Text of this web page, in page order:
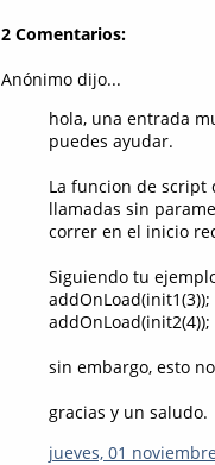
2 Comentarios:
Anónimo dijo...
hola, una entrada
puedes ayudar.
La funcion de script
llamadas sin
correr en el inicio
Siguiendo tu
addOnLoad(init1(3));
addOnLoad(init2(4));
sin embargo, esto
gracias y un saludo.
jueves, 01